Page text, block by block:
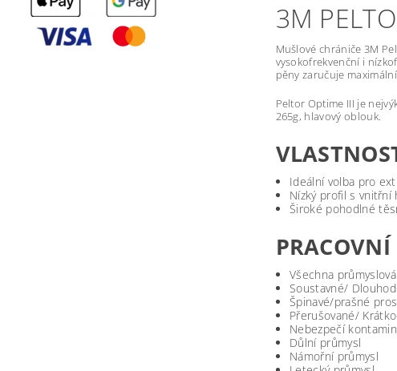
3M
Mušlové chrániče 3M
vysokofrekvenční i
pěny zaručuje
Peltor Optime III je
265g, hlavový oblouk.
Ideální volba pro
Nízký profil s vnitřní
Široké pohodlné
PRACOVNÍ
Všechna
Soustavné/
Špinavé/prašné
Přerušované/
Nebezpečí
Důlní průmysl
Námořní průmysl